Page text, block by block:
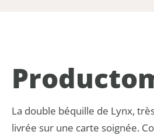
La double béquille de Lynx,
livrée sur une carte soignée.